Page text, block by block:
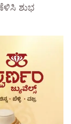
ಶುಭ